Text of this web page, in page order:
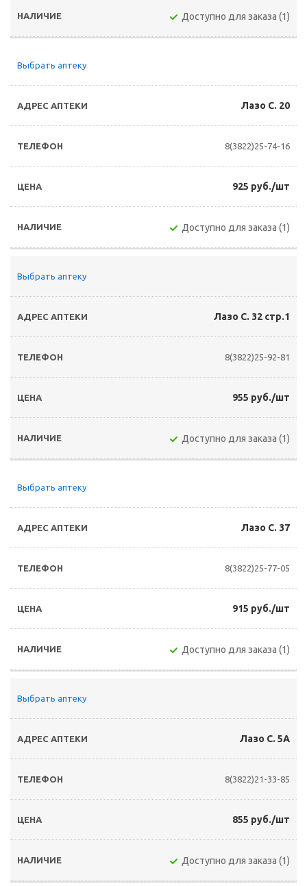
Доступно для заказа (1)
Выбрать аптеку
Лазо С. 20
8(3822)25-74-16
925 руб./шт
Доступно для заказа (1)
Выбрать аптеку
Лазо С. 32 стр.1
8(3822)25-92-81
955 руб./шт
Доступно для заказа (1)
Выбрать аптеку
Лазо С. 37
8(3822)25-77-05
915 руб./шт
Доступно для заказа (1)
Выбрать аптеку
Лазо С. 5А
8(3822)21-33-85
855 руб./шт
Доступно для заказа (1)